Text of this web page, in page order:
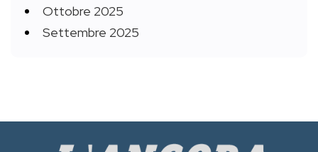
Ottobre 2025
Settembre 2025